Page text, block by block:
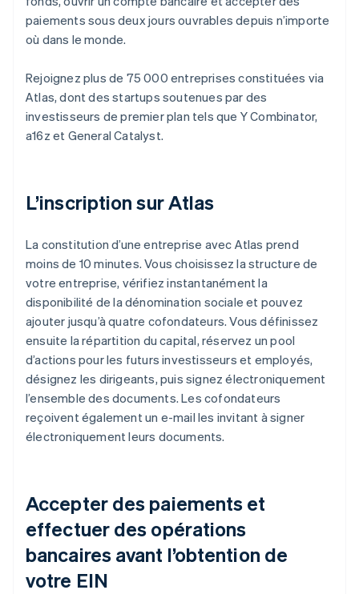
paiements sous deux jours ouvrables depuis n’importe
où dans le monde.
Rejoignez plus de 75 000 entreprises constituées via
Atlas, dont des startups soutenues par des
investisseurs de premier plan tels que Y Combinator,
a16z et General Catalyst.
L’inscription sur Atlas
La constitution d’une entreprise avec Atlas prend
moins de 10 minutes. Vous choisissez la structure de
votre entreprise, vérifiez instantanément la
disponibilité de la dénomination sociale et pouvez
ajouter jusqu’à quatre cofondateurs. Vous définissez
ensuite la répartition du capital, réservez un pool
d’actions pour les futurs investisseurs et employés,
désignez les dirigeants, puis signez électroniquement
l’ensemble des documents. Les cofondateurs
reçoivent également un e-mail les invitant à signer
électroniquement leurs documents.
Accepter des paiements et
effectuer des opérations
bancaires avant l’obtention de
votre EIN